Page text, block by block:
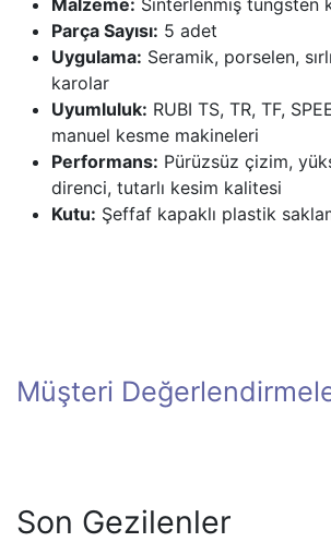
Parça Sayısı: 5 adet
Uygulama: Seramik, porselen,
karolar
Uyumluluk: RUBI TS, TR, TF,
manuel kesme makineleri
Performans: Pürüzsüz çizim,
direnci, tutarlı kesim kalitesi
Kutu: Şeffaf kapaklı plastik
Müşteri
Son Gezilenler